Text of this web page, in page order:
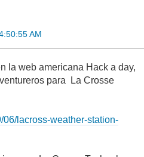
AM
la web americana Hack a day,
para La Crosse
06/lacross-weather-station-